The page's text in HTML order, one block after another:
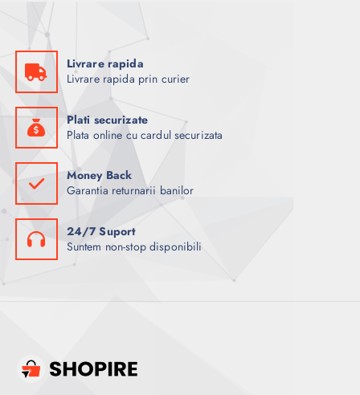
Livrare rapida
Livrare rapida prin curier
Plati securizate
Plata online cu cardul securizata
Money Back
Garantia returnarii banilor
24/7 Suport
Suntem non-stop disponibili